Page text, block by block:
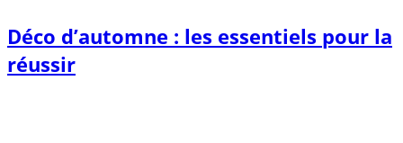
Déco d’automne : les essentiels pour la
réussir